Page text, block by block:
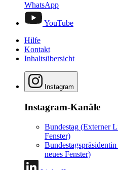
WhatsApp
YouTube
Hilfe
Kontakt
Inhaltsübersicht
Instagram
Instagram-Kanäle
Bundestag (Externer
Fenster)
Bundestagspräsidentin
neues Fenster)